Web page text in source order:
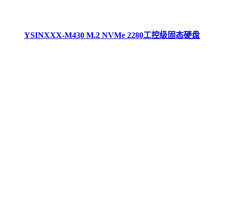
YSINXXX-M430 M.2 NVMe 2280工控级固态硬盘